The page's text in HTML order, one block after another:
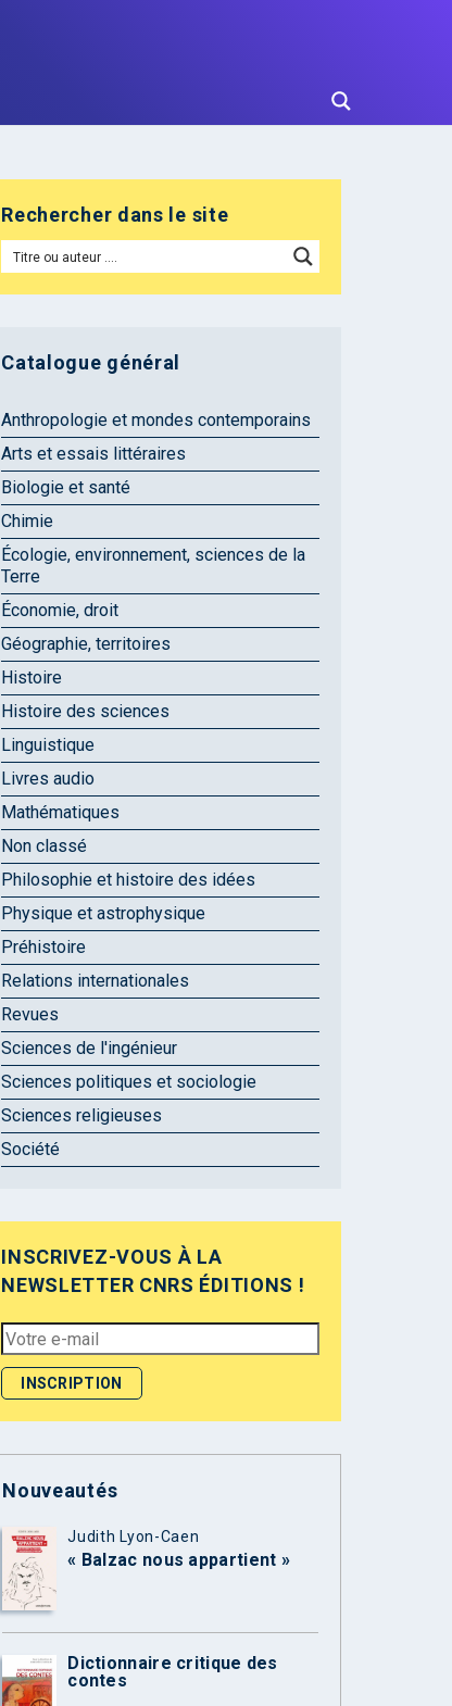
Rechercher dans le site
Catalogue général
Anthropologie et mondes contemporains
Arts et essais littéraires
Biologie et santé
Chimie
Écologie, environnement, sciences de la
Terre
Économie, droit
Géographie, territoires
Histoire
Histoire des sciences
Linguistique
Livres audio
Mathématiques
Non classé
Philosophie et histoire des idées
Physique et astrophysique
Préhistoire
Relations internationales
Revues
Sciences de l'ingénieur
Sciences politiques et sociologie
Sciences religieuses
Société
INSCRIVEZ-VOUS À LA
NEWSLETTER CNRS ÉDITIONS !
Nouveautés
Judith Lyon-Caen
« Balzac nous appartient »
Dictionnaire critique des
contes